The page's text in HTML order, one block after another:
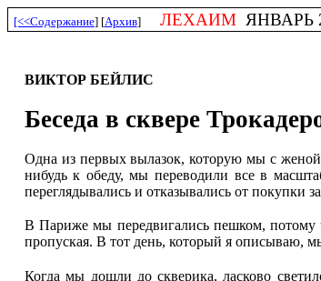
[<<Содержание] [Архив] ЛЕХАИМЯНВАРЬ
ВИКТОР БЕЙЛИС
Беседа в сквере
Одна из первых вылазок, которую мы с
нибудь к обеду, мы переводили все в
переглядывались и отказывались от покупки
В Париже мы передвигались пешком, потому
пропуская. В тот день, который я описываю,
Когда мы дошли до скверика, ласково